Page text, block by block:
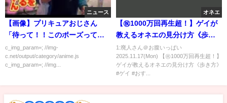
ニュース
【画像】プリキュアおじさん
「待って！！このポーズってま
さか！？」
c_img_param=; //img-
c.net/output/category/anime.js
c_img_param=; //img...
オネエ
【㊗️1000万回再生超！】ゲイが
教えるオネエの見分け方《歩き
方》 #ゲイ #おすすめにのりたい
#オネエの見分け方 #あるある
1:廃人さん＠お腹いっぱい
2025.11.17(Mon) 【㊗️1000万回再生超！】
ゲイが教えるオネエの見分け方《歩き方》
#ゲイ #おす...